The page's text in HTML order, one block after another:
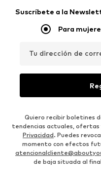
Suscríbete a la
Para
Tu dirección de
Quiero recibir boletines
tendencias actuales, ofertas
Privacidad. Puedes
momento con efectos
de baja situada al